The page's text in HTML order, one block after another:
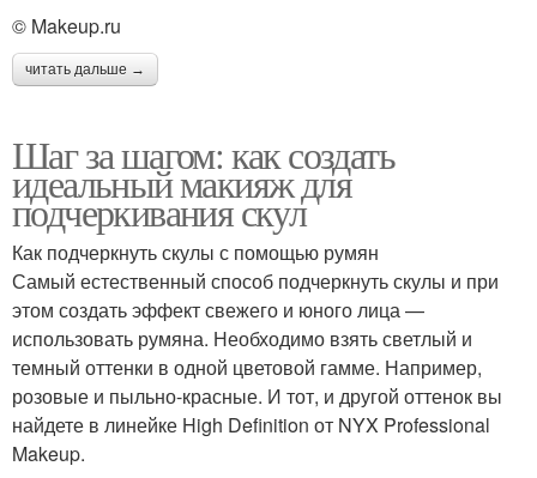
© Makeup.ru
читать дальше →
Шаг за шагом: как создать
идеальный макияж для
подчеркивания скул
Как подчеркнуть скулы с помощью румян
Самый естественный способ подчеркнуть скулы и при
этом создать эффект свежего и юного лица —
использовать румяна. Необходимо взять светлый и
темный оттенки в одной цветовой гамме. Например,
розовые и пыльно-красные. И тот, и другой оттенок вы
найдете в линейке High Definition от NYX Professional
Makeup.